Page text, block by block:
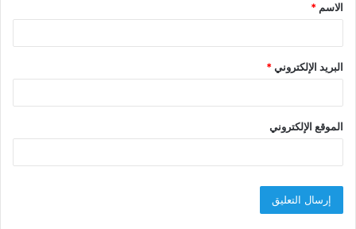
*
الاسم *
البريد الإلكتروني*
الموقع الإلكتروني